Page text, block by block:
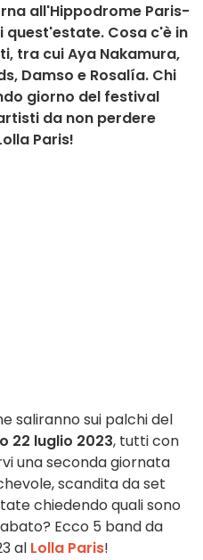
all'Hippodrome Paris-
quest'estate. Cosa c'è in
tra cui Aya Nakamura,
Damso e Rosalía. Chi
giorno del festival
da non perdere
Paris!
saliranno sui palchi del
22 luglio 2023, tutti con
una seconda giornata
scandita da set
chiedendo quali sono
Ecco 5 band da
al Lolla Paris!